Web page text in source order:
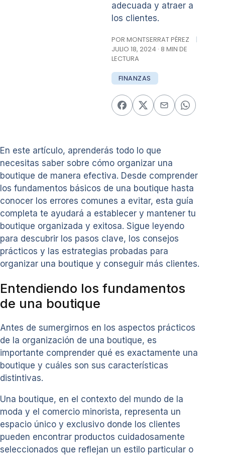
adecuada y atraer a
los clientes.
POR MONTSERRAT PÉREZ
|
JULIO 18, 2024 · 8 MIN DE
LECTURA
FINANZAS
En este artículo, aprenderás todo lo que
necesitas saber sobre cómo organizar una
boutique de manera efectiva. Desde comprender
los fundamentos básicos de una boutique hasta
conocer los errores comunes a evitar, esta guía
completa te ayudará a establecer y mantener tu
boutique organizada y exitosa. Sigue leyendo
para descubrir los pasos clave, los consejos
prácticos y las estrategias probadas para
organizar una boutique y conseguir más clientes.
Entendiendo los fundamentos
de una boutique
Antes de sumergirnos en los aspectos prácticos
de la organización de una boutique, es
importante comprender qué es exactamente una
boutique y cuáles son sus características
distintivas.
Una boutique, en el contexto del mundo de la
moda y el comercio minorista, representa un
espacio único y exclusivo donde los clientes
pueden encontrar productos cuidadosamente
seleccionados que reflejan un estilo particular o